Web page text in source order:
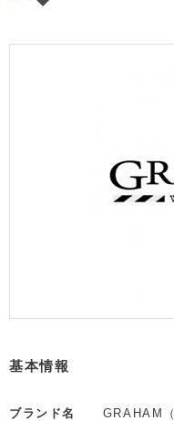
基本情報
ブランド名 GRAHAM